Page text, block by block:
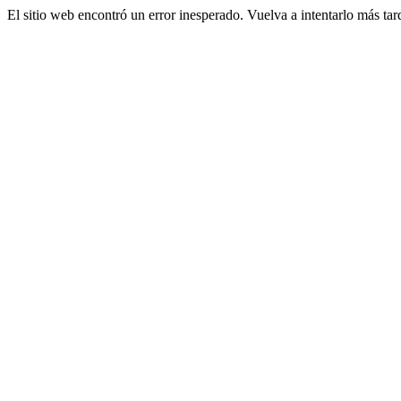
El sitio web encontró un error inesperado. Vuelva a intentarlo más